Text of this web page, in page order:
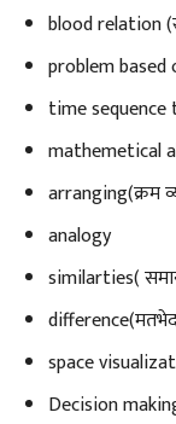
blood relation
problem based
time sequence
mathemetical
arranging(क्रम
analogy
similarties(
space
Decision